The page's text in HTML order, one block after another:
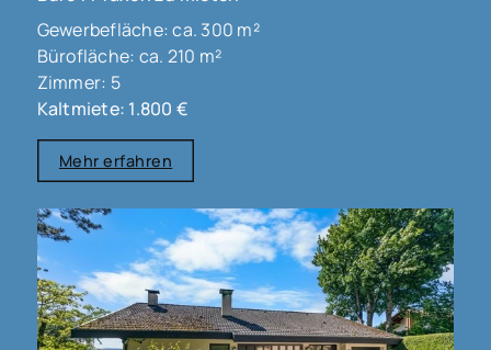
Gewerbefläche: ca. 300 m²
Bürofläche: ca. 210 m²
Zimmer: 5
Kaltmiete: 1.800 €
Mehr erfahren